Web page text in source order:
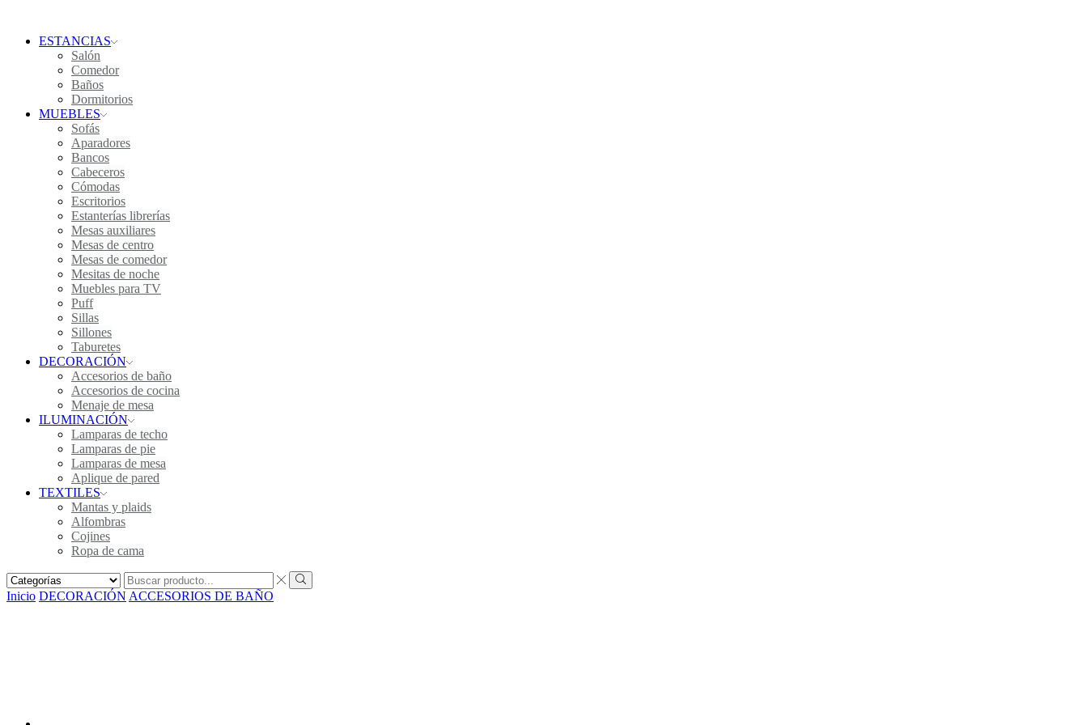
ESTANCIAS
Salón
Comedor
Baños
Dormitorios
MUEBLES
Sofás
Aparadores
Bancos
Cabeceros
Cómodas
Escritorios
Estanterías librerías
Mesas auxiliares
Mesas de centro
Mesas de comedor
Mesitas de noche
Muebles para TV
Puff
Sillas
Sillones
Taburetes
DECORACIÓN
Accesorios de baño
Accesorios de cocina
Menaje de mesa
ILUMINACIÓN
Lamparas de techo
Lamparas de pie
Lamparas de mesa
Aplique de pared
TEXTILES
Mantas y plaids
Alfombras
Cojines
Ropa de cama
Inicio DECORACIÓN ACCESORIOS DE BAÑO